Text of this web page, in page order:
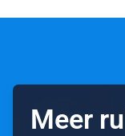
Meer